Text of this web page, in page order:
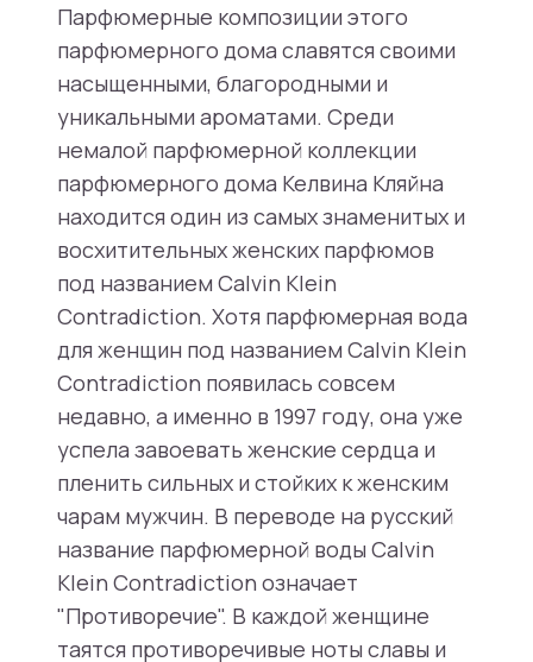
Парфюмерные композиции этого
парфюмерного дома славятся своими
насыщенными, благородными и
уникальными ароматами. Среди
немалой парфюмерной коллекции
парфюмерного дома Келвина Кляйна
находится один из самых знаменитых и
восхитительных женских парфюмов
под названием Calvin Klein
Contradiction. Хотя парфюмерная вода
для женщин под названием Calvin Klein
Contradiction появилась совсем
недавно, а именно в 1997 году, она уже
успела завоевать женские сердца и
пленить сильных и стойких к женским
чарам мужчин. В переводе на русский
название парфюмерной воды Calvin
Klein Contradiction означает
"Противоречие". В каждой женщине
таятся противоречивые ноты славы и